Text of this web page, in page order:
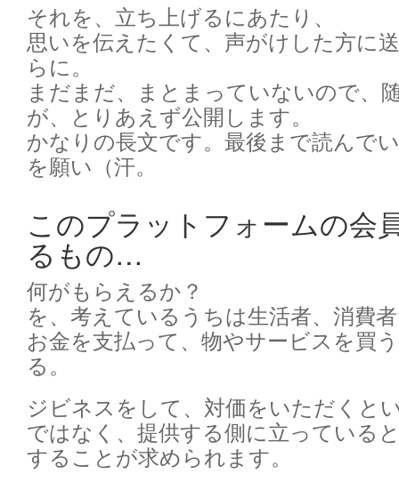
それを、立ち上げるにあたり、
思いを伝えたくて、声がけした方に
らに。
まだまだ、まとまっていないので、
が、とりあえず公開します。
かなりの長文です。最後まで読んで
を願い（汗。
このプラットフォームの会
るもの…
何がもらえるか？
を、考えているうちは生活者、消費
お金を支払って、物やサービスを買
る。
ジビネスをして、対価をいただくと
ではなく、提供する側に立っている
することが求められます。